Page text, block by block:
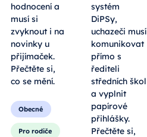
hodnocení a
musí si
zvyknout i na
novinky u
přijímaček.
Přečtěte si,
co se mění.
Obecné
Pro rodiče
systém
DiPSy,
uchazeči musí
komunikovat
přímo s
řediteli
středních škol
a vyplnit
papírové
přihlášky.
Přečtěte si,